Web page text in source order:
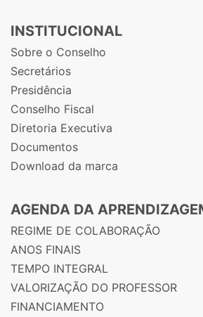
INSTITUCIONAL
Sobre o Conselho
Secretários
Presidência
Conselho Fiscal
Diretoria Executiva
Documentos
Download da marca
AGENDA DA
REGIME DE COLABORAÇÃO
ANOS FINAIS
TEMPO INTEGRAL
VALORIZAÇÃO DO PROFESSOR
FINANCIAMENTO